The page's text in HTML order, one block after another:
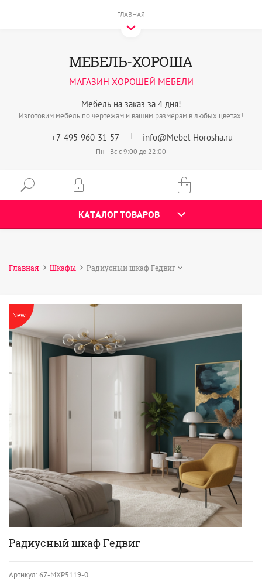
ГЛАВНАЯ
Мебель на заказ за 4 дня!
Изготовим мебель по чертежам и вашим размерам в любых цветах!
МЕБЕЛЬ-ХОРОША
МАГАЗИН ХОРОШЕЙ МЕБЕЛИ
+7-495-960-31-57 info@Mebel-Horosha.ru
Пн - Вс с 9:00 до 22:00
КАТАЛОГ ТОВАРОВ
Главная Шкафы Радиусный шкаф Гедвиг
New
Радиусный шкаф Гедвиг
Артикул:67-МХР5119-0